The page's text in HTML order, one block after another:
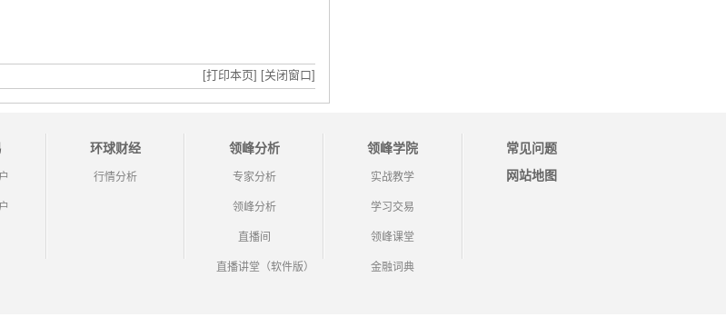
[打印本页] [关闭窗口]
环球财经
行情分析
领峰分析
专家分析
领峰分析
直播间
直播讲堂（软件版）
领峰学院
实战教学
学习交易
领峰课堂
金融词典
常见问题
网站地图